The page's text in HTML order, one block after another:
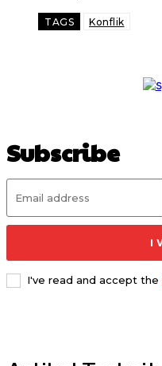
TAGS Konflik
Subscribe
I
I've read and accept the